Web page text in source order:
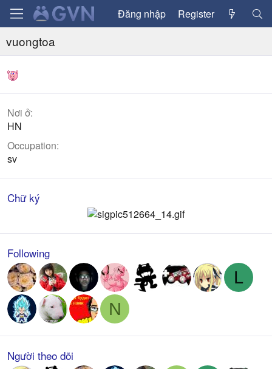
Đăng nhập Register
vuongtoa
Nơi ở
HN
Occupation
sv
Chữ ký
Following
L
N
Người theo dõi